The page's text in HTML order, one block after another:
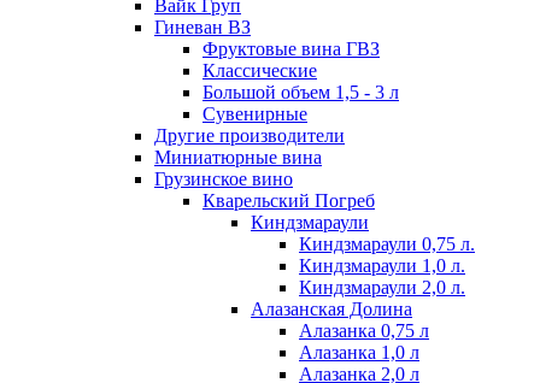
Вайк Груп
Гиневан ВЗ
Фруктовые вина ГВЗ
Классические
Большой объем 1,5 - 3 л
Сувенирные
Другие производители
Миниатюрные вина
Грузинское вино
Кварельский Погреб
Киндзмараули
Киндзмараули 0,75 л.
Киндзмараули 1,0 л.
Киндзмараули 2,0 л.
Алазанская Долина
Алазанка 0,75 л
Алазанка 1,0 л
Алазанка 2,0 л